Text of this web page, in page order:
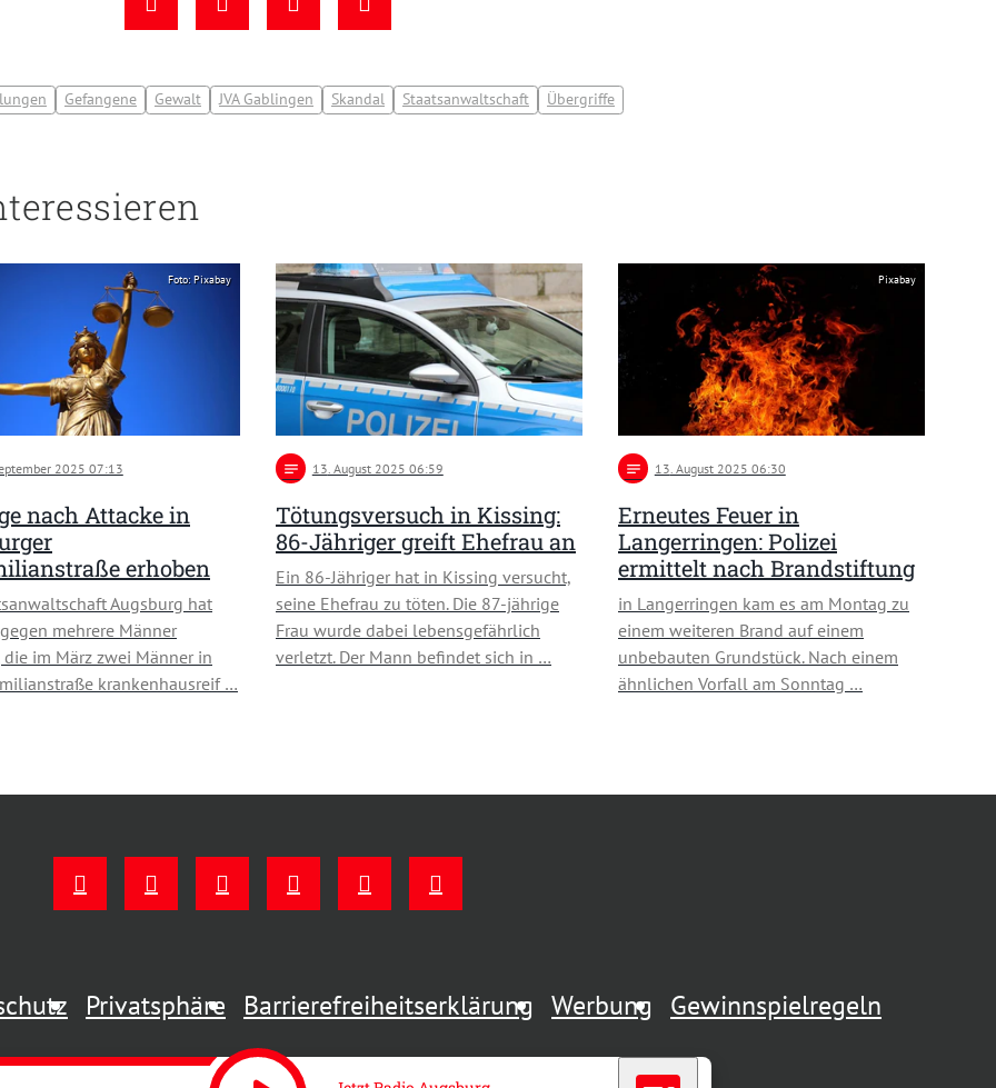
Gefangene Gewalt JVA Gablingen Skandal Staatsanwaltschaft Übergriffe
Foto: Pixabay
2025 07:13
nach Attacke in
erhoben
Augsburg hat
mehrere Männer
die im März zwei Männer in
krankenhausreif …
notes 13 . August 2025 06:59
Tötungsversuch in Kissing:
86-Jähriger greift Ehefrau an
Ein 86-Jähriger hat in Kissing versucht,
seine Ehefrau zu töten. Die 87-jährige
Frau wurde dabei lebensgefährlich
verletzt. Der Mann befindet sich in …
Pixabay
notes 13 . August 2025 06:30
Erneutes Feuer in
Langerringen: Polizei
ermittelt nach Brandstiftung
in Langerringen kam es am Montag zu
einem weiteren Brand auf einem
unbebauten Grundstück. Nach einem
ähnlichen Vorfall am Sonntag …
Privatsphäre Barrierefreiheitserklärung Werbung Gewinnspielregeln